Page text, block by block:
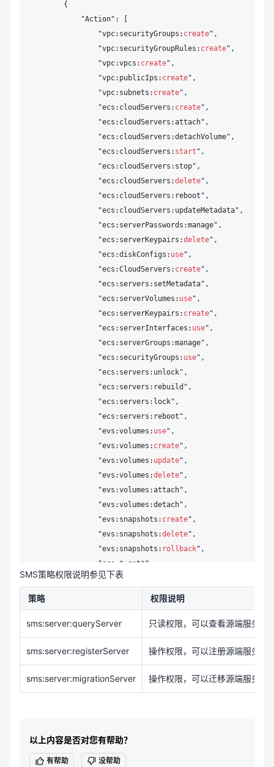
                "vpc:securityGroups:
create",
                "
vpc:securityGroupRules: create",
                "
vpc:vpcs: create",
                "
vpc:publicIps: create",
                "
vpc:subnets: create",
                "
ecs:cloudServers: create",
                "
ecs:cloudServers:attach",
                "
ecs:cloudServers:detachVolume",
                "
ecs:cloudServers: start ",
                "
ecs:cloudServers:stop",
                "
ecs:cloudServers:delete",
                "
ecs:cloudServers:reboot ",
                "
ecs:cloudServers:updateMetadata",
                "
ecs:serverPasswords:manage",
                "
ecs:serverKeypairs:delete",
                "
ecs:diskConfigs: use",
                "
ecs:CloudServers: create",
                "
ecs:servers:setMetadata",
                "
ecs:serverVolumes: use",
                "
ecs:serverKeypairs: create",
                "
ecs:serverInterfaces: use",
                "
ecs:serverGroups:manage",
                "
ecs:securityGroups: use",
                "
ecs:servers:unlock",
                "
ecs:servers:rebuild ",
                "
ecs:servers:lock",
                "
ecs:servers:reboot ",
                "
evs:volumes: use",
                "
evs:volumes: create",
                "
evs:volumes: update",
                "
evs:volumes:delete",
                "
evs:volumes:attach",
                "
evs:volumes:detach",
                "
evs:snapshots: create",
                "
evs:snapshots:delete",
                "
evs:snapshots: rollback",
                "
ecs:*:get*",
                "
ecs:*:list*
",
                "
vpc:*:list* ",
                "
vpc:*:get*",
                "
ims:*:get*
",
                "
ims:*:list*"
            ],
}
SMS策略权限说明参见下表
策略 权限说明
sms:server:queryServer 只读权限，可以查看源端服务器
sms:server:registerServer 操作权限，可以注册源端服务器
sms:server:migrationServer 操作权限，可以迁移源端服务器
以上内容是否对您有帮助？
有帮助 没帮助